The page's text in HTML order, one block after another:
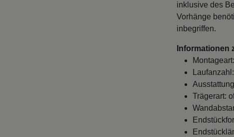
inklusive des
Vorhänge
inbegriffen.
Informationen
Trägerart: